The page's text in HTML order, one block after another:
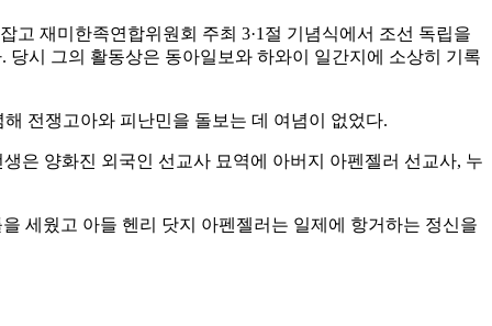
고 재미한족연합위원회 주최 3·1절 기념식에서 조선 독립을
시 그의 활동상은 동아일보와 하와이 일간지에 소상히 기록
전쟁고아와 피난민을 돌보는 데 여념이 없었다.
은 양화진 외국인 선교사 묘역에 아버지 아펜젤러 선교사, 누
세웠고 아들 헨리 닷지 아펜젤러는 일제에 항거하는 정신을